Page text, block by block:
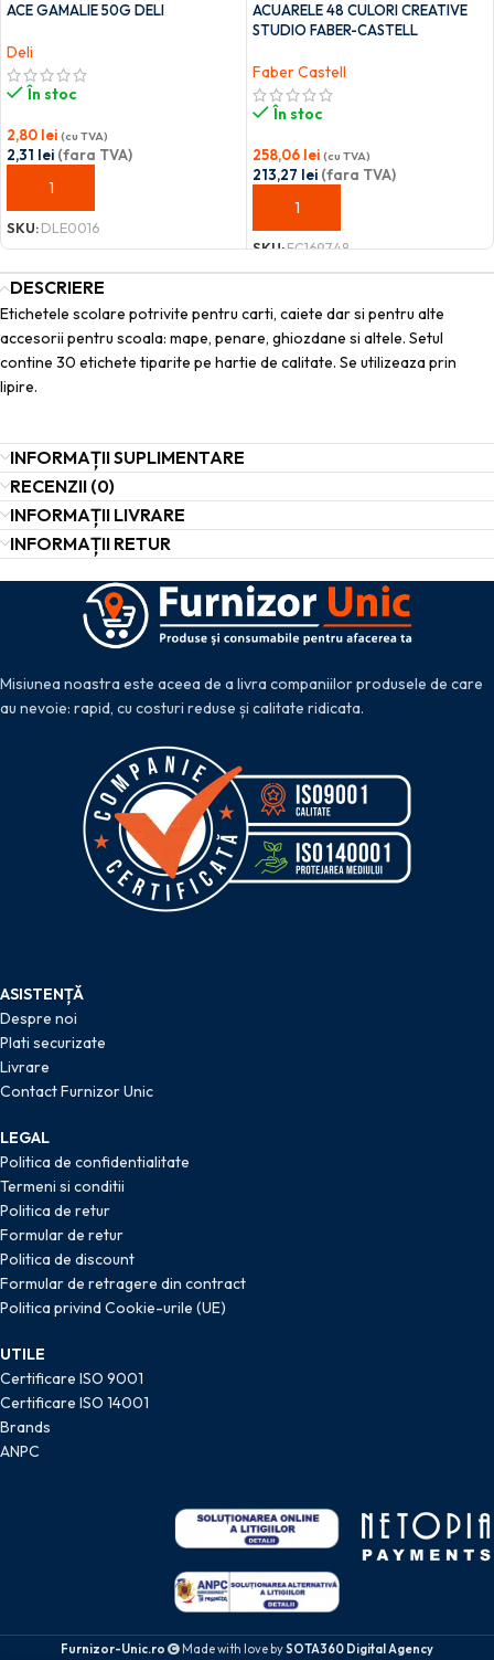
ACE GAMALIE 50G DELI
Deli
În stoc
2,80 lei (cu TVA)
2,31 lei (fara TVA)
ADAUGĂ ÎN COȘ
SKU:DLE0016
ACUARELE 48 CULORI CREATIVE
STUDIO FABER-CASTELL
Faber Castell
În stoc
258,06 lei (cu TVA)
213,27 lei (fara TVA)
ADAUGĂ ÎN COȘ
SKU:FC169748
DESCRIERE
Etichetele scolare potrivite pentru carti, caiete dar si pentru alte
accesorii pentru scoala: mape, penare, ghiozdane si altele. Setul
contine 30 etichete tiparite pe hartie de calitate. Se utilizeaza prin
lipire.
INFORMAȚII SUPLIMENTARE
RECENZII (0)
INFORMAȚII LIVRARE
INFORMAȚII RETUR
Misiunea noastra este aceea de a livra companiilor produsele de care
au nevoie: rapid, cu costuri reduse și calitate ridicata.
ASISTENȚĂ
Despre noi
Plati securizate
Livrare
Contact Furnizor Unic
LEGAL
Politica de confidentialitate
Termeni si conditii
Politica de retur
Formular de retur
Politica de discount
Formular de retragere din contract
Politica privind Cookie-urile (UE)
UTILE
Certificare ISO 9001
Certificare ISO 14001
Brands
ANPC
Furnizor-Unic.ro Made with love bySOTA360 Digital Agency